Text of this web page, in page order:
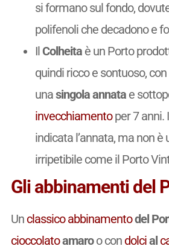
si formano sul fondo,
polifenoli che decadono e
Il Colheitaè un Porto
quindi ricco e sontuoso,
unasingola annatae
invecchiamentoper 7 anni.
indicata l’annata, ma non
irripetibile come il Porto
Gli abbinamenti del
Un classico abbinamentodel
cioccolatoamaroo con dolcial